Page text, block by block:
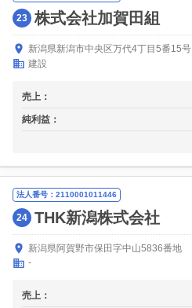
23 株式会社加賀田組
新潟県新潟市中央区万代4丁目5番15号
建設
売上：
純利益：
法人番号：2110001011446
24 THK新潟株式会社
新潟県阿賀野市保田字中山5836番地
-
売上：